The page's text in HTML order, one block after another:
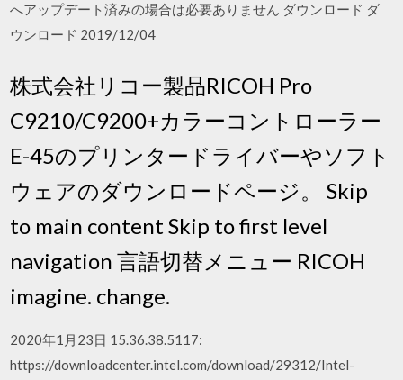
へアップデート済みの場合は必要ありません ダウンロード ダ
ウンロード 2019/12/04
株式会社リコー製品RICOH Pro
C9210/C9200+カラーコントローラー
E-45のプリンタードライバーやソフト
ウェアのダウンロードページ。 Skip
to main content Skip to first level
navigation 言語切替メニュー RICOH
imagine. change.
2020年1月23日 15.36.38.5117:
https://downloadcenter.intel.com/download/29312/Intel-